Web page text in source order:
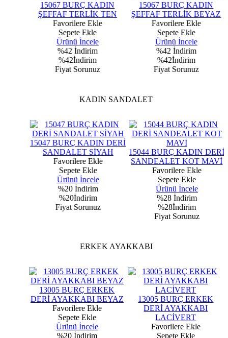
15067 BURÇ KADIN
ŞEFFAF TERLİK TEN
Favorilere Ekle
Sepete Ekle
Ürünü İncele
%42 İndirim
%42İndirim
Fiyat Sorunuz
15067 BURÇ KADIN
ŞEFFAF TERLİK BEYAZ
Favorilere Ekle
Sepete Ekle
Ürünü İncele
%42 İndirim
%42İndirim
Fiyat Sorunuz
KADIN SANDALET
15047 BURÇ KADIN DERİ
SANDALET SİYAH
Favorilere Ekle
Sepete Ekle
Ürünü İncele
%20 İndirim
%20İndirim
Fiyat Sorunuz
15044 BURÇ KADIN DERİ
SANDEALET KOT MAVİ
Favorilere Ekle
Sepete Ekle
Ürünü İncele
%28 İndirim
%28İndirim
Fiyat Sorunuz
ERKEK AYAKKABI
13005 BURÇ ERKEK
DERİ AYAKKABI BEYAZ
Favorilere Ekle
Sepete Ekle
Ürünü İncele
%20 İndirim
13005 BURÇ ERKEK
DERİ AYAKKABI
LACİVERT
Favorilere Ekle
Sepete Ekle